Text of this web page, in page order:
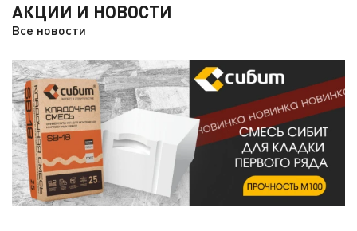
АКЦИИ И НОВОСТИ
Все новости